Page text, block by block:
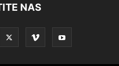
NAS